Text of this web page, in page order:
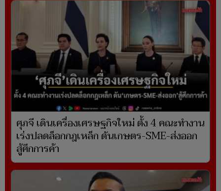
ศุภจี เดินเครื่องเศรษฐกิจใหม่ ตั้ง 4 คณะทำงาน
เร่งปลดล็อกกฎเหล็ก ดันเกษตร-SME-ส่งออก
สู้ศึกการค้า